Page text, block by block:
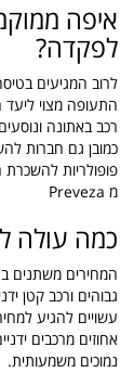
איפה
לפקדה?
התעופה מצוי ליעד
רכב באתונה
כמובן גם חברות
פופולריות
מ Preveza
כמה עולה
המחירים משתנים
אחוזים מרכבים
נמוכים משמעותית.